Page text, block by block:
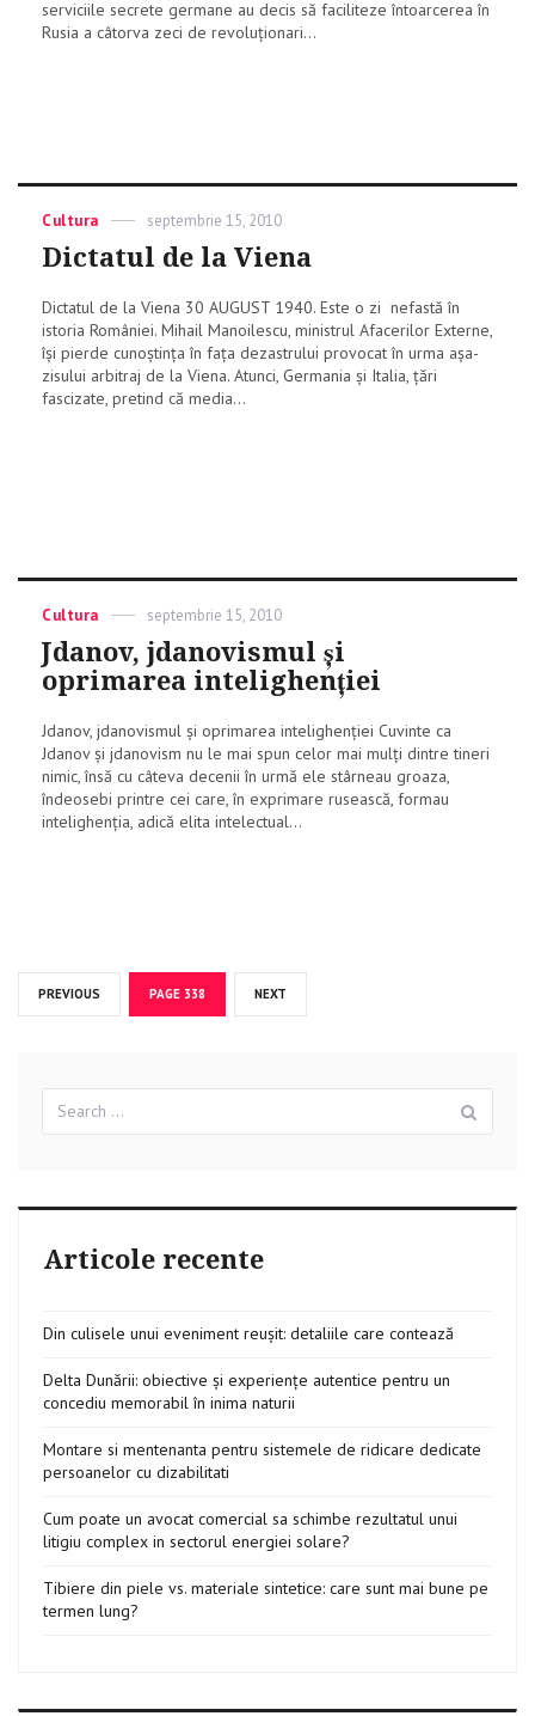
serviciile secrete germane au decis să faciliteze întoarcerea în
Rusia a câtorva zeci de revoluționari...
Categories
Cultura
Posted
on
septembrie 15, 2010
Dictatul de la Viena
Dictatul de la Viena 30 AUGUST 1940. Este o zi nefastă în
istoria României. Mihail Manoilescu, ministrul Afacerilor Externe,
își pierde cunoștința în fața dezastrului provocat în urma așa-
zisului arbitraj de la Viena. Atunci, Germania și Italia, țări
fascizate, pretind că media...
Categories
Cultura
Posted
on
septembrie 15, 2010
Jdanov, jdanovismul și
oprimarea intelighenției
Jdanov, jdanovismul și oprimarea intelighenției Cuvinte ca
Jdanov și jdanovism nu le mai spun celor mai mulți dintre tineri
nimic, însă cu câteva decenii în urmă ele stârneau groaza,
îndeosebi printre cei care, în exprimare rusească, formau
intelighenția, adică elita intelectual...
Navigare
în
PREVIOUS PAGE 338 NEXT
for:
Articole recente
Din culisele unui eveniment reușit: detaliile care contează
Delta Dunării: obiective și experiențe autentice pentru un
concediu memorabil în inima naturii
Montare si mentenanta pentru sistemele de ridicare dedicate
persoanelor cu dizabilitati
Cum poate un avocat comercial sa schimbe rezultatul unui
litigiu complex in sectorul energiei solare?
Tibiere din piele vs. materiale sintetice: care sunt mai bune pe
termen lung?